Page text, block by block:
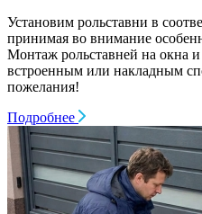
Установим рольставни в
принимая во внимание
Монтаж рольставней на окна
встроенным или накладным
пожелания!
Подробнее